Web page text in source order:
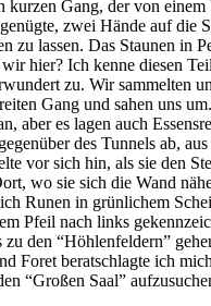
kurzen Gang, der von einem
zwei Hände auf die
zu lassen. Das Staunen in
hier? Ich kenne diesen
zu. Wir sammelten
Gang und sahen uns
aber es lagen auch
des Tunnels ab,
vor sich hin, als sie den
wo sie sich die Wand
Runen in grünlichem
Pfeil nach links
zu den “Höhlenfeldern”
Foret beratschlagte ich
“Großen Saal”